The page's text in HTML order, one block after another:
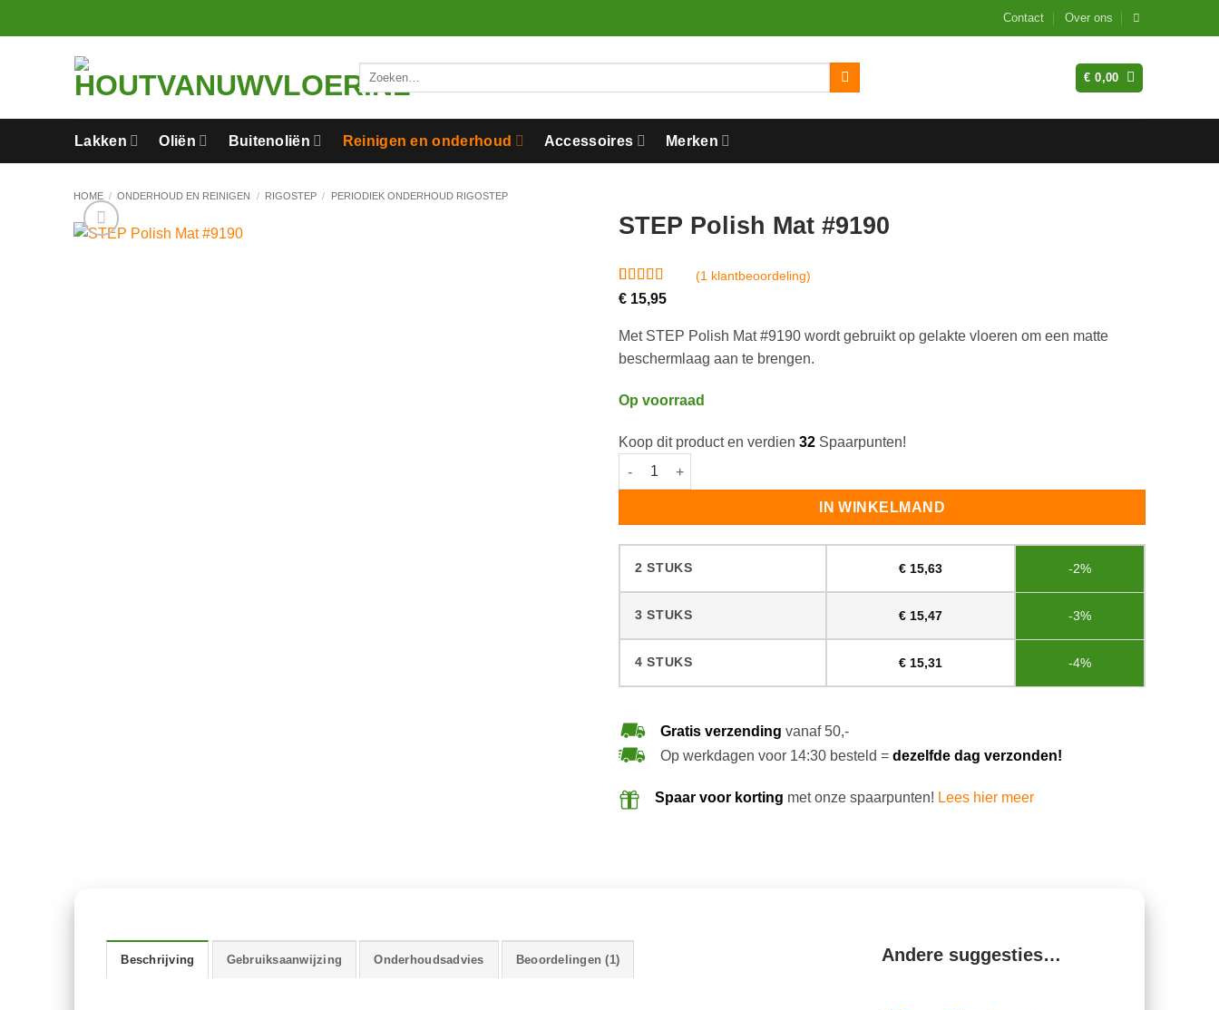
naar
Contact Over ons
Zoeken
naar:
€ 0,00
Lakken Oliën Buitenoliën Reinigen en onderhoud Accessoires Merken
HOME / ONDERHOUD EN REINIGEN / RIGOSTEP / PERIODIEK ONDERHOUD RIGOSTEP
STEP Polish Mat #9190
Gewaardeerd
op 5
op
1
klantbeoordeling
(1 klantbeoordeling)
€15,95
Met STEP Polish Mat #9190 wordt gebruikt op gelakte vloeren om een matte
beschermlaag aan te brengen.
Op voorraad
Koop dit product en verdien 32Spaarpunten!
STEP Polish Mat #9190 aantal
IN WINKELMAND
2 STUKS €15,63 -2%
3 STUKS €15,47 -3%
4 STUKS €15,31 -4%
Gratis verzending vanaf 50,-
Op werkdagen voor 14:30 besteld = dezelfde dag verzonden!
Spaar voor korting met onze spaarpunten! Lees hier meer
Beschrijving Gebruiksaanwijzing Onderhoudsadvies Beoordelingen (1) Andere suggesties…